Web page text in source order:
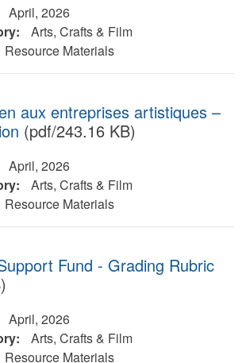
April, 2026
Arts, Crafts & Film
Resource Materials
aux entreprises artistiques –
(pdf/243.16 KB)
April, 2026
Arts, Crafts & Film
Resource Materials
Fund - Grading Rubric
April, 2026
Arts, Crafts & Film
Resource Materials